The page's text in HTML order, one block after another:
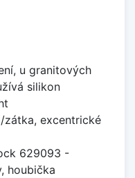
u granitových
silikon
zátka, excentrické
629093 -
houbička